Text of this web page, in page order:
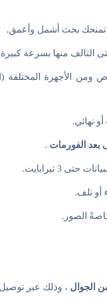
التالف منها بسرعة
ومن الأجهزة المختلفة
نهائي.
بعد الفورمات .
3 تيرابايت.
أو تلف.
الصور.
الجوال ، وذلك عبر توصيل